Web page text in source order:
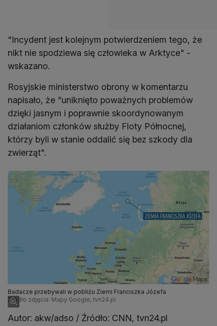
"Incydent jest kolejnym potwierdzeniem tego, że
nikt nie spodziewa się człowieka w Arktyce" -
wskazano.
Rosyjskie ministerstwo obrony w komentarzu
napisało, że "uniknięto poważnych problemów
dzięki jasnym i poprawnie skoordynowanym
działaniom członków służby Floty Północnej,
którzy byli w stanie oddalić się bez szkody dla
zwierząt".
Badacze przebywali w pobliżu Ziemi Franciszka Józefa
Źródło zdjęcia: Mapy Google, tvn24.pl
Autor: akw/adso / Źródło: CNN, tvn24.pl